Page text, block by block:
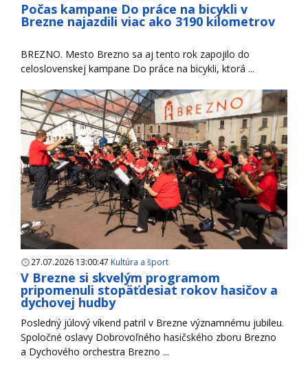
Počas kampane Do práce na bicykli v
Brezne najazdili viac ako 3190 kilometrov
BREZNO. Mesto Brezno sa aj tento rok zapojilo do
celoslovenskej kampane Do práce na bicykli, ktorá ...
27.07.2026 13:00:47 Kultúra a šport
V Brezne si skvelým programom
pripomenuli stopäťdesiat rokov hasičov a
dychovej hudby
Posledný júlový víkend patril v Brezne významnému jubileu.
Spoločné oslavy Dobrovoľného hasičského zboru Brezno
a Dychového orchestra Brezno ...